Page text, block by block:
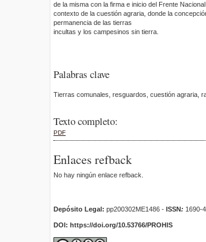
de la misma con la firma e inicio del Frente
contexto de la cuestión agraria, donde la
permanencia de las tierras
incultas y los campesinos sin tierra.
Palabras clave
Tierras comunales, resguardos, cuestión agraria,
Texto completo:
PDF
Enlaces refback
No hay ningún enlace refback.
Depósito Legal: pp200302ME1486 - ISSN: 1690-
DOI: https://doi.org/10.53766/PROHIS